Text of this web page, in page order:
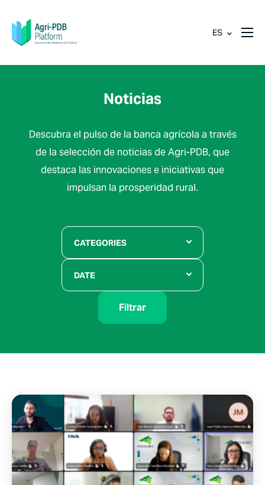
ES
Noticias
Descubra el pulso de la banca agrícola a través
de la selección de noticias de Agri-PDB, que
destaca las innovaciones e iniciativas que
impulsan la prosperidad rural.
CATEGORIES
DATE
Filtrar